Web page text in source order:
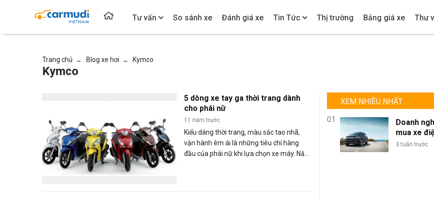
Tư vấn So sánh xe Đánh giá xe Tin Tức Thị trường Bảng giá xe Thư
Trang chủ → Blog xe hơi → Kymco
Kymco
5 dòng xe tay ga thời trang dành
cho phái nữ
11 năm trước
Kiểu dáng thời trang, màu sắc tao nhã,
vận hành êm ái là những tiêu chí hàng
đầu của phái nữ khi lựa chọn xe máy. Nắm
XEM NHIỀU NHẤT
01
Doanh
mua xe
lượng lớn:
3 tuần trước